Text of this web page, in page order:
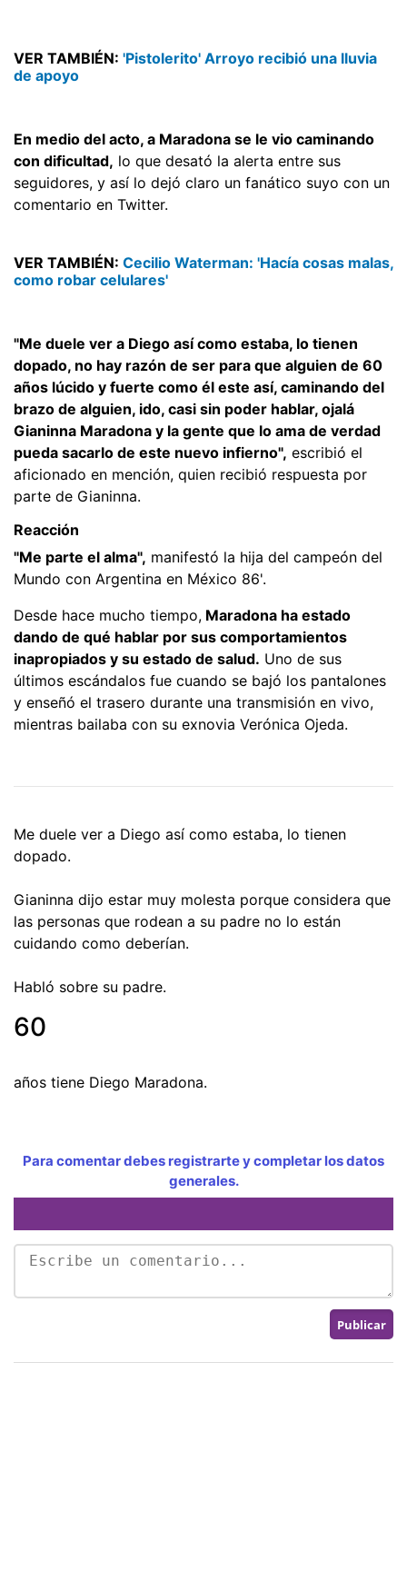
VER TAMBIÉN: 'Pistolerito' Arroyo recibió una lluvia
de apoyo
En medio del acto, a Maradona se le vio caminando
con dificultad, lo que desató la alerta entre sus
seguidores, y así lo dejó claro un fanático suyo con un
comentario en Twitter.
VER TAMBIÉN: Cecilio Waterman: 'Hacía cosas malas,
como robar celulares'
"Me duele ver a Diego así como estaba, lo tienen
dopado, no hay razón de ser para que alguien de 60
años lúcido y fuerte como él este así, caminando del
brazo de alguien, ido, casi sin poder hablar, ojalá
Gianinna Maradona y la gente que lo ama de verdad
pueda sacarlo de este nuevo infierno", escribió el
aficionado en mención, quien recibió respuesta por
parte de Gianinna.
Reacción
"Me parte el alma", manifestó la hija del campeón del
Mundo con Argentina en México 86'.
Desde hace mucho tiempo, Maradona ha estado
dando de qué hablar por sus comportamientos
inapropiados y su estado de salud. Uno de sus
últimos escándalos fue cuando se bajó los pantalones
y enseñó el trasero durante una transmisión en vivo,
mientras bailaba con su exnovia Verónica Ojeda.
Me duele ver a Diego así como estaba, lo tienen
dopado.
Gianinna dijo estar muy molesta porque considera que
las personas que rodean a su padre no lo están
cuidando como deberían.
Habló sobre su padre.
60
años tiene Diego Maradona.
Para comentar debes registrarte y completar los datos
generales.